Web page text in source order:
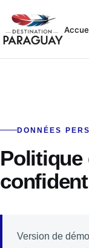
DONNÉES
Politique
Version de